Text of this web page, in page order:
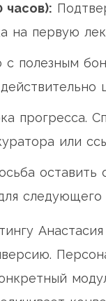
часов):
на первую
с полезным
прогресса.
или
оставить
следующего